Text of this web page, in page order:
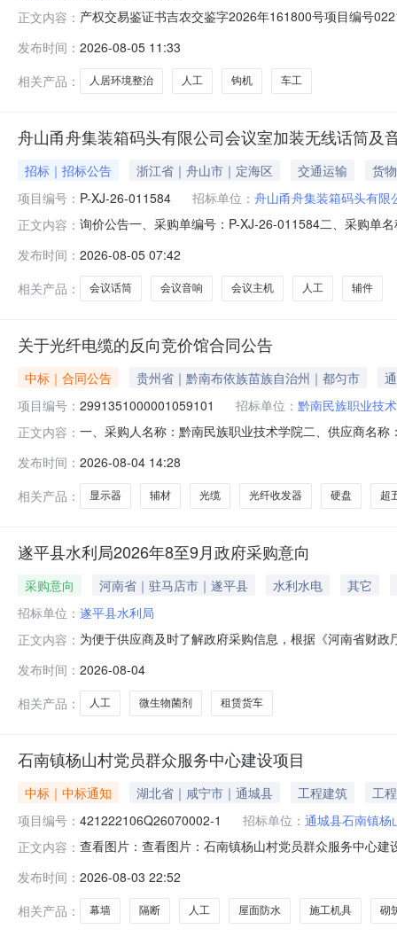
正文内容： 产权交易鉴证书吉农交鉴字2026年161800号项目编号
23日交易方式公开交易采购项目主要内容人居环境整治
发布时间： 2026-08-05 11:33
相关产品：
人居环境整治 人工 钩机 车工
舟山甬舟集装箱码头有限公司会议室加装无线话筒及
招标｜招标公告 浙江省｜舟山市｜定海区 交通运输
货物
项目编号： P-XJ-26-011584 招标单位： 舟山甬舟集装箱码头有限
正文内容： 询价公告一、采购单编号：P-XJ-26-011584二、采购单
13857803745十、询价类型：公开具体规格、技术指标
13%
发布时间： 2026-08-05 07:42
相关产品：
会议话筒 会议音响 会议主机 人工 辅件
关于光纤电缆的反向竞价馆合同公告
中标｜合同公告 贵州省｜黔南布依族苗族自治州｜都匀市
项目编号： 2991351000001059101 招标单位： 黔南民族职业技
正文内容： 一、采购人名称：黔南民族职业技术学院二、供应商名
新华三/h3cUS110-16G台1.00586.01586.013超五类网
发布时间： 2026-08-04 14:28
相关产品：
显示器 辅材 光缆 光纤收发器 硬盘 超
遂平县水利局2026年8至9月政府采购意向
采购意向 河南省｜驻马店市｜遂平县 水利水电
其它
招标单位： 遂平县水利局
正文内容： 为便于供应商及时了解政府采购信息，根据《河南省财
护项目，提升奎旺河水质达到三类水质，投放微生物菌
采购公告和采购文件为准。遂
发布时间： 2026-08-04
相关产品：
人工 微生物菌剂 租赁货车
石南镇杨山村党员群众服务中心建设项目
中标｜中标通知 湖北省｜咸宁市｜通城县 工程建筑
工程
项目编号： 421222106Q26070002-1 招标单位： 通城县石南镇杨
正文内容： 查看图片：查看图片：石南镇杨山村党员群众服务中心
出价延时：--秒竞价开始时间：2026-08-0109:00:00竞
发布时间： 2026-08-03 22:52
相关产品：
幕墙 隔断 人工 屋面防水 施工机具 砌